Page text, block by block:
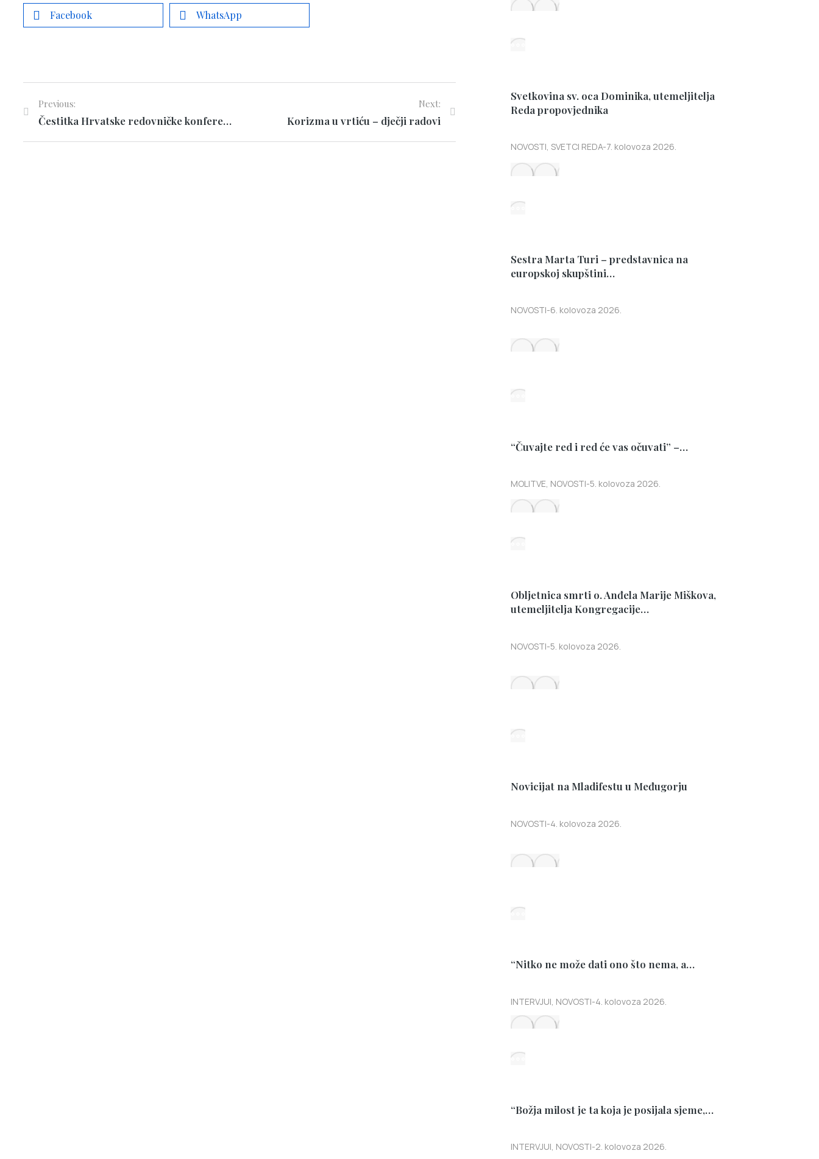
Facebook WhatsApp
Previous:
Čestitka Hrvatske redovničke konferencije
Next:
Korizma u vrtiću – dječji radovi
Svetkovina sv. oca Dominika, utemeljitelja
Reda propovjednika
NOVOSTI, SVETCI REDA 7. kolovoza 2026.
Sestra Marta Turi – predstavnica na
europskoj skupštini…
NOVOSTI 6. kolovoza 2026.
“Čuvajte red i red će vas očuvati” –…
MOLITVE, NOVOSTI 5. kolovoza 2026.
Obljetnica smrti o. Anđela Marije Miškova,
utemeljitelja Kongregacije…
NOVOSTI 5. kolovoza 2026.
Novicijat na Mladifestu u Međugorju
NOVOSTI 4. kolovoza 2026.
“Nitko ne može dati ono što nema, a…
INTERVJUI NOVOSTI 4. kolovoza 2026.
“Božja milost je ta koja je posijala sjeme,…
INTERVJUI, NOVOSTI 2. kolovoza 2026.